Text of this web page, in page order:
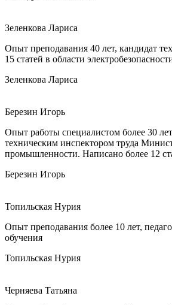
Зеленкова Лариса
Опыт преподавания 40 лет, кандидат
15 статей в области
Зеленкова Лариса
Березин Игорь
Опыт работы специалистом более 30
техническим инспектором труда
промышленности. Написано более 12
Березин Игорь
Топильская Нурия
Опыт преподавания более 10 лет,
обучения
Топильская Нурия
Черняева Татьяна